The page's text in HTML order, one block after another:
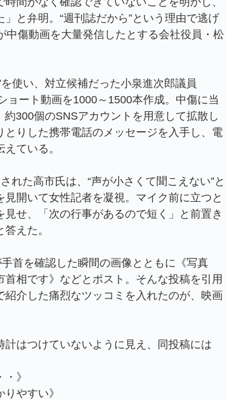
と弁明。“週刊誌だから”という理由で逃げ
傷動画を大量発信したとする会社役員・松
使い、対立候補だった小泉進次郎議員
ョート動画を1000～1500本作成。中傷に当
300個のSNSアカウントを用意して拡散し
りした携帯電話のメッセージを入手し、電
ている。
れた高市氏は、“声が小さくて聞こえない”と
開いて女性記者を凝視。マイク前に立つと
せ、「次の行事があるので短く」と前置き
えた。
首を確認した瞬間の画像とともに《写真
相です》などとポスト。そんな投稿を引用
介した痛烈なツッコミを入れたのが、映画
はつけていないように見え、同投稿には
》
やすい》